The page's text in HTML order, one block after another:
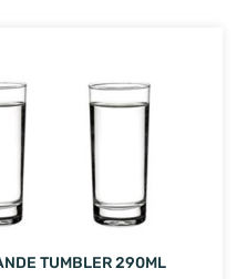
TUMBLER 290ML